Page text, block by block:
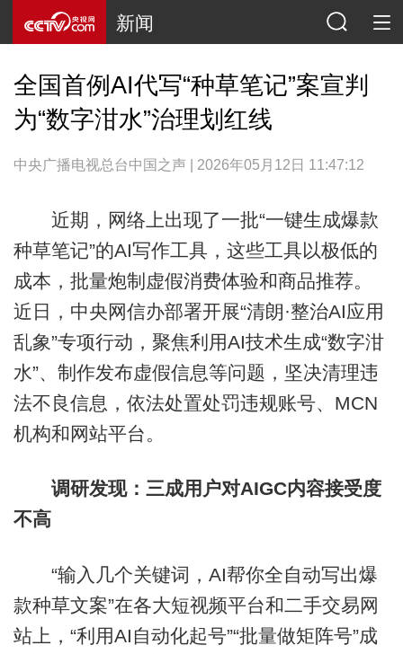
新闻
全国首例AI代写“种草笔记”案宣判
为“数字泔水”治理划红线
中央广播电视总台中国之声 | 2026年05月12日 11:47:12
近期，网络上出现了一批“一键生成爆款
种草笔记”的AI写作工具，这些工具以极低的
成本，批量炮制虚假消费体验和商品推荐。
近日，中央网信办部署开展“清朗·整治AI应用
乱象”专项行动，聚焦利用AI技术生成“数字泔
水”、制作发布虚假信息等问题，坚决清理违
法不良信息，依法处置处罚违规账号、MCN
机构和网站平台。
调研发现：三成用户对AIGC内容接受度
不高
“输入几个关键词，AI帮你全自动写出爆
款种草文案”在各大短视频平台和二手交易网
站上，“利用AI自动化起号”“批量做矩阵号”成